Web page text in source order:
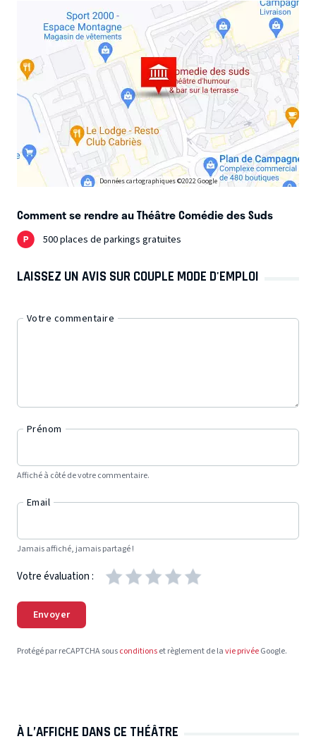
Données cartographiques ©2022 Google
Comment se rendre au Théâtre Comédie des Suds
500 places de parkings gratuites
LAISSEZ UN AVIS SUR COUPLE MODE D'EMPLOI
Votre commentaire
Prénom
Affiché à côté de votre commentaire.
Email
Jamais affiché, jamais partagé !
Votre évaluation :
Envoyer
Protégé par reCAPTCHA sousconditionset règlement de lavie privéeGoogle.
À L’AFFICHE DANS CE THÉÂTRE